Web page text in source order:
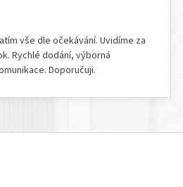
vše dle očekávání. Uvidíme za
Rychlé dodání, výborná
Doporučuji.